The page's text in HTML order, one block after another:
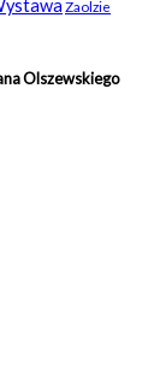
Zaolzie
Olszewskiego